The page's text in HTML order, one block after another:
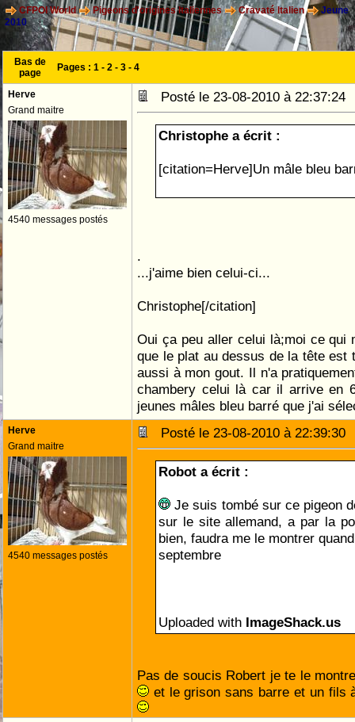
CFPOI World Pigeons d'origines Italiennes Cravaté Italien
Jeune
2010
Bas de
page
Pages : 1 - 2 - 3 - 4
Herve
Grand maitre
4540 messages postés
Posté le 23-08-2010 à
Christophe a écrit :
[citation=Herve]Un mâle bleu
.
...j'aime bien celui-ci...
Christophe[/citation]
Oui ça peu aller celui là;moi ce qui
que le plat au dessus de la tête est
aussi à mon gout. Il n'a
chambery celui là car il arrive en
jeunes mâles bleu barré que j'ai
Herve
Grand maitre
4540 messages postés
Posté le 23-08-2010 à
Robot a écrit :
Je suis tombé sur ce pigeon
sur le site allemand, a par la
bien, faudra me le montrer
septembre
Uploaded with ImageShack.us
Pas de soucis Robert je te le
et le grison sans barre et un fils